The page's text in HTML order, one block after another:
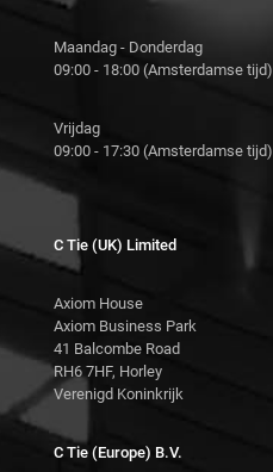
Maandag - Donderdag
09:00 - 18:00 (Amsterdamse tijd)
Vrijdag
09:00 - 17:30 (Amsterdamse tijd)
C Tie (UK) Limited
Axiom House
Axiom Business Park
41 Balcombe Road
RH6 7HF, Horley
Verenigd Koninkrijk
C Tie (Europe) B.V.